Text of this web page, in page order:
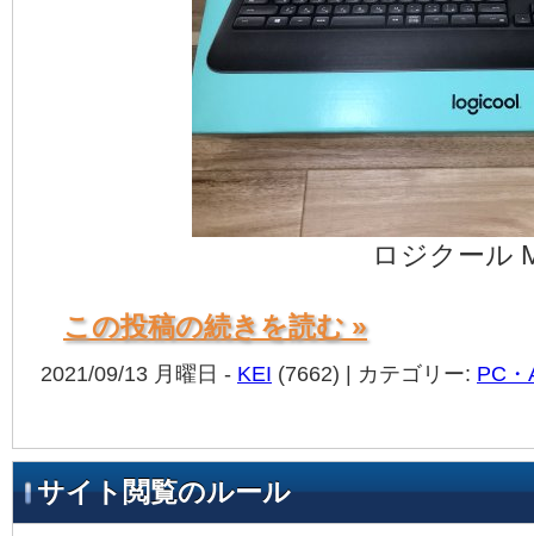
ロジクール
この投稿の続きを読む »
2021/09/13 月曜日 - KEI (7662) | カテゴリー: PC・
サイト閲覧のルール